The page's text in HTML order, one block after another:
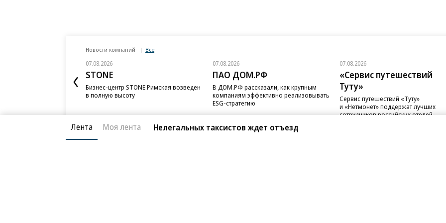
Новости компаний Все
07.08.2026
STONE
Бизнес-центр STONE Римская возведен
в полную высоту
07.08.2026
ПАО ДОМ.РФ
В ДОМ.РФ рассказали, как крупным
компаниям эффективно реализовывать
ESG-стратегию
07.08.2026
«Сервис путешествий
Туту»
Сервис путешествий «Туту»
и «Нетмонет» поддержат лучших
сотрудников российских отелей
Лента Моя лента Нелегальных таксистов ждет отъезд